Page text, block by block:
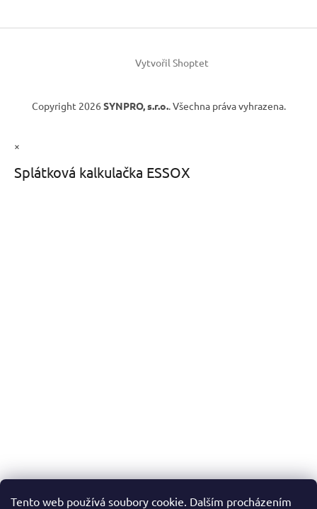
Tento web používá soubory cookie. Dalším procházením
Vytvořil Shoptet
Copyright 2026 SYNPRO, s.r.o.. Všechna práva vyhrazena.
×
Splátková kalkulačka ESSOX